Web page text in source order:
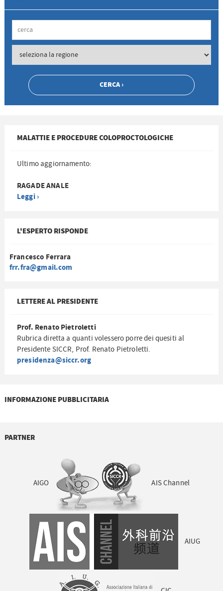
MALATTIE E PROCEDURE COLOPROCTOLOGICHE
Ultimo aggiornamento:
RAGADE ANALE
Leggi ›
L'ESPERTO RISPONDE
Francesco Ferrara
frr.fra@gmail.com
LETTERE AL PRESIDENTE
Prof. Renato Pietroletti
Rubrica diretta a quanti volessero porre dei quesiti al
Presidente SICCR, Prof. Renato Pietroletti.
presidenza@siccr.org
INFORMAZIONE PUBBLICITARIA
PARTNER
AIGO AIS Channel
AIUG